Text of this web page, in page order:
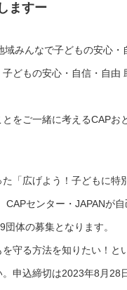
ますー
域みんなで子どもの安心
どもの安心・自信・自由
をご一緒に考えるCAPお
「広げよう！子どもに特
CAPセンター・JAPANが
体の募集となります。
守る方法を知りたい！と
申込締切は2023年8月28